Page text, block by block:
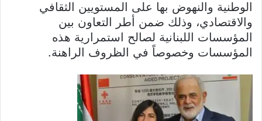
الوطنية والنهوض بها على المستويين الثقافي
والاقتصادي، وذلك ضمن أطر التعاون بين
المؤسسات اللبنانية لصالح استمرارية هذه
المؤسسات وخصوصاً في الظروف الراهنة.